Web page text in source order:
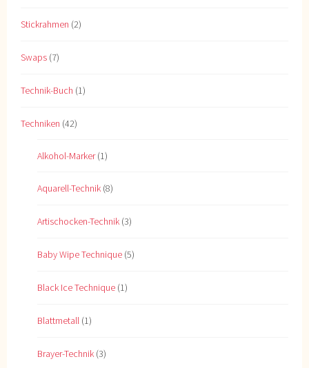
Stickrahmen (2)
Swaps (7)
Technik-Buch (1)
Techniken (42)
Alkohol-Marker(1)
Aquarell-Technik (8)
Artischocken-Technik (3)
Baby Wipe Technique (5)
Black Ice Technique (1)
Blattmetall (1)
Brayer-Technik (3)